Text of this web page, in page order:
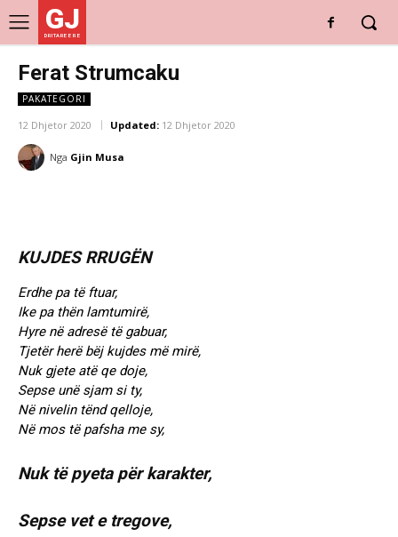
GJ
DRITARE E RE
Ferat Strumcaku
PAKATEGORI
12 Dhjetor 2020 Updated: 12 Dhjetor 2020
Nga Gjin Musa
KUJDES RRUGËN
Erdhe pa të ftuar,
Ike pa thën lamtumirë,
Hyre në adresë të gabuar,
Tjetër herë bëj kujdes më mirë,
Nuk gjete atë qe doje,
Sepse unë sjam si ty,
Në nivelin tënd qelloje,
Në mos të pafsha me sy,
Nuk të pyeta për karakter,
Sepse vet e tregove,